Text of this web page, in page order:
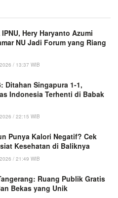
Hery Haryanto Azumi
NU Jadi Forum yang Riang
/ 13:37 WIB
Ditahan Singapura 1-1,
Indonesia Terhenti di Babak
/ 22:15 WIB
Punya Kalori Negatif? Cek
Kesehatan di Baliknya
/ 21:49 WIB
Ruang Publik Gratis
Bekas yang Unik